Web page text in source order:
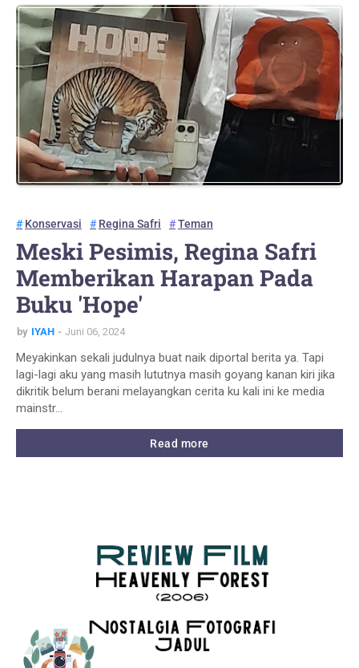
Konservasi Regina Safri Teman
Meski Pesimis, Regina Safri
Memberikan Harapan Pada
Buku 'Hope'
by IYAH Juni 06, 2024
Meyakinkan sekali judulnya buat naik diportal berita ya. Tapi
lagi-lagi aku yang masih lututnya masih goyang kanan kiri jika
dikritik belum berani melayangkan cerita ku kali ini ke media
mainstr…
Read more